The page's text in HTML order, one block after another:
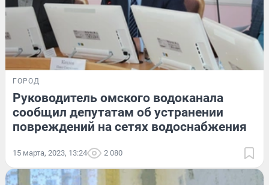
ГОРОД
Руководитель омского водоканала
сообщил депутатам об устранении
повреждений на сетях водоснабжения
15 марта, 2023, 13:24 2 080